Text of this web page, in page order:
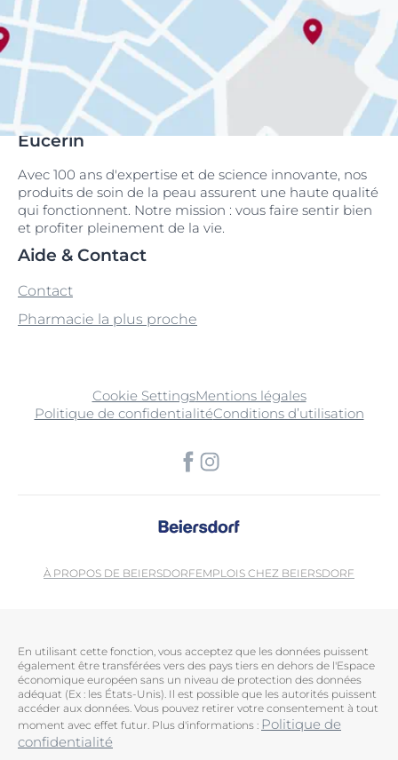
Eucerin
Avec 100 ans d'expertise et de science innovante, nos
produits de soin de la peau assurent une haute qualité
qui fonctionnent. Notre mission : vous faire sentir bien
et profiter pleinement de la vie.
Aide & Contact
Contact
Pharmacie la plus proche
Cookie SettingsMentions légales
Politique de confidentialitéConditions d’utilisation
À PROPOS DE BEIERSDORFEMPLOIS CHEZ BEIERSDORF
En utilisant cette fonction, vous acceptez que les données puissent
également être transférées vers des pays tiers en dehors de l'Espace
économique européen sans un niveau de protection des données
adéquat (Ex : les États-Unis). Il est possible que les autorités puissent
accéder aux données. Vous pouvez retirer votre consentement à tout
moment avec effet futur. Plus d'informations : Politique de
confidentialité